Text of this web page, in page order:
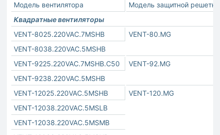
Модель вентилятора
Модель защитной решетки
Квадратные вентиляторы
VENT-8025.220VAC.7MSHB
VENT-80.MG
VENT-8038.220VAC.5MSHB
VENT-9225.220VAC.7MSHB.C50
VENT-92.MG
VENT-9238.220VAC.5MSHB
VENT-12025.220VAC.5MSHB
VENT-120.MG
VENT-12038.220VAC.5MSLB
VENT-12038.220VAC.5MSMB